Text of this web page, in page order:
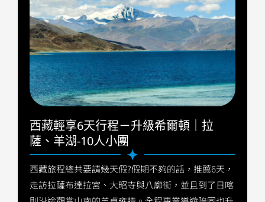
西藏輕享6天行程－升級希爾頓｜拉
薩、羊湖-10人小團
西藏旅程總共要請幾天假?假期不夠的話，推薦6天，
走訪拉薩布達拉宮、大昭寺與八廓街，並且到了日喀